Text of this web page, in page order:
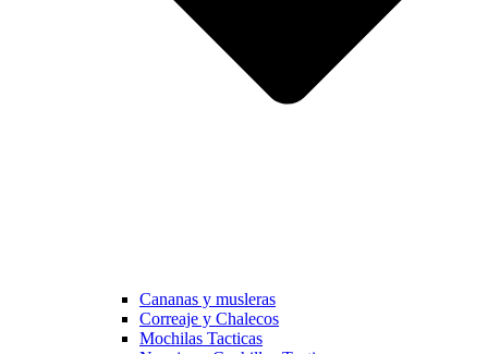
Cananas y musleras
Correaje y Chalecos
Mochilas Tacticas